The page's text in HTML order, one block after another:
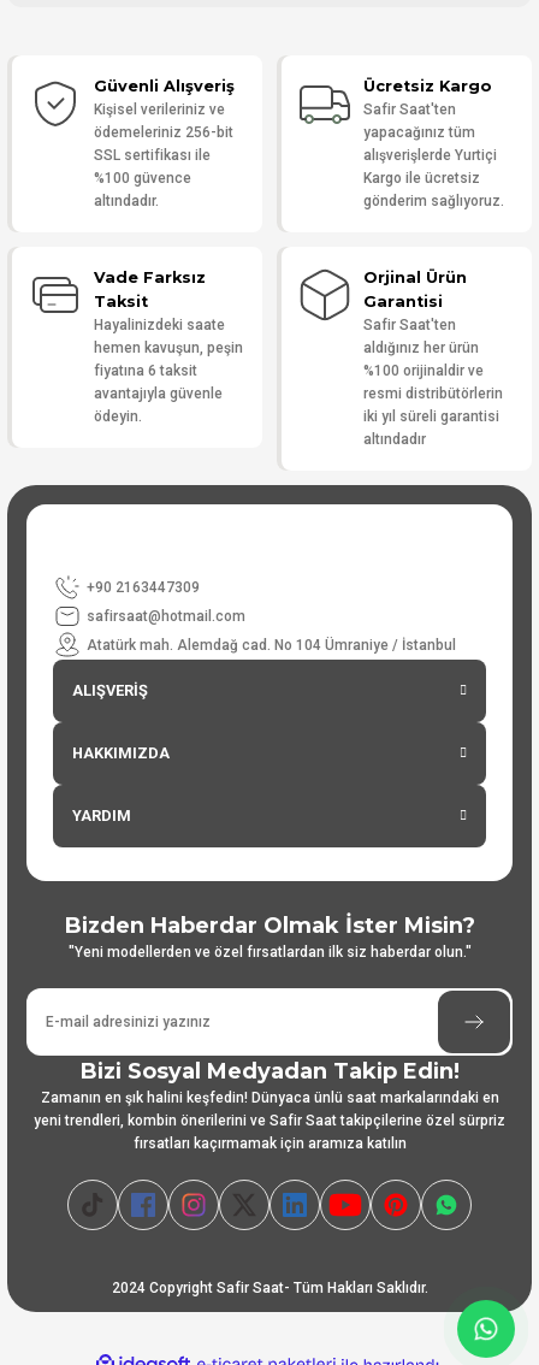
Yorum Yaz
Güvenli Alışveriş
Kişisel verileriniz ve
ödemeleriniz 256-bit
SSL sertifikası ile
%100 güvence
altındadır.
Ücretsiz Kargo
Safir Saat'ten
yapacağınız tüm
alışverişlerde Yurtiçi
Kargo ile ücretsiz
gönderim sağlıyoruz.
Vade Farksız
Taksit
Hayalinizdeki saate
hemen kavuşun, peşin
fiyatına 6 taksit
avantajıyla güvenle
ödeyin.
Orjinal Ürün
Garantisi
Safir Saat'ten
aldığınız her ürün
%100 orijinaldir ve
resmi distribütörlerin
iki yıl süreli garantisi
altındadır
+90 2163447309
safirsaat@hotmail.com
Atatürk mah. Alemdağ cad. No 104 Ümraniye / İstanbul
ALIŞVERİŞ
HAKKIMIZDA
YARDIM
Bizden Haberdar Olmak İster Misin?
"Yeni modellerden ve özel fırsatlardan ilk siz haberdar olun."
Bizi Sosyal Medyadan Takip Edin!
Zamanın en şık halini keşfedin! Dünyaca ünlü saat markalarındaki en
yeni trendleri, kombin önerilerini ve Safir Saat takipçilerine özel sürpriz
fırsatları kaçırmamak için aramıza katılın
2024 Copyright Safir Saat- Tüm Hakları Saklıdır.